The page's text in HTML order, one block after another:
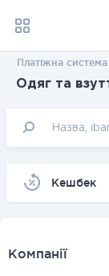
Платіжна
Одяг та
Kешбек
Компанії